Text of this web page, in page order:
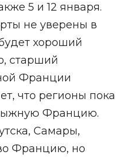
5 и 12 января.
не уверены в
хороший
старший
Франции
что регионы пока
Францию.
Самары,
Францию, но